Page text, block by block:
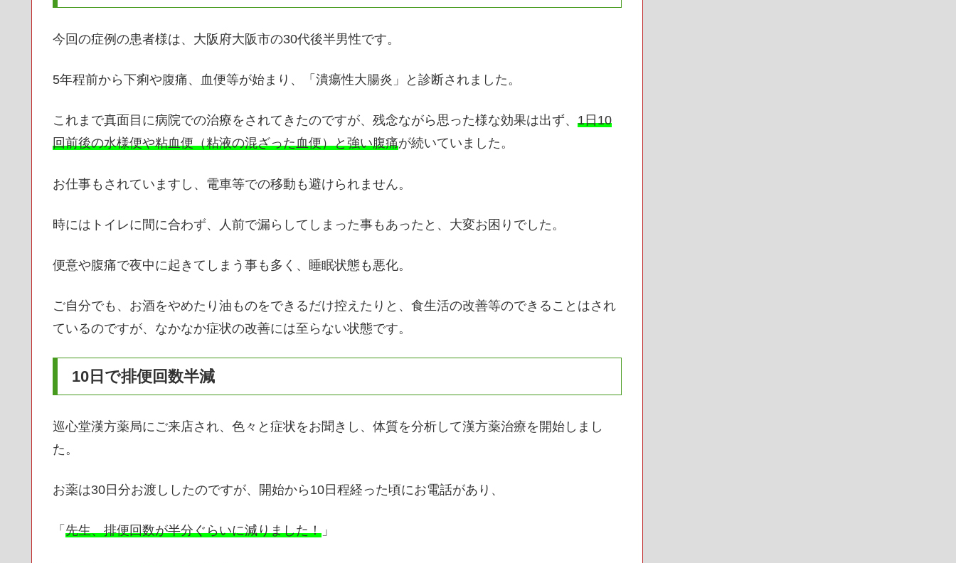
今回の症例の患者様は、大阪府大阪市の30代後半男性です。
5年程前から下痢や腹痛、血便等が始まり、「潰瘍性大腸炎」と診断されました。
これまで真面目に病院での治療をされてきたのですが、残念ながら思った様な効果は出ず、 1日10
回前後の水様便や粘血便（粘液の混ざった血便）と強い腹痛が続いていました。
お仕事もされていますし、電車等での移動も避けられません。
時にはトイレに間に合わず、人前で漏らしてしまった事もあったと、大変お困りでした。
便意や腹痛で夜中に起きてしまう事も多く、睡眠状態も悪化。
ご自分でも、お酒をやめたり油ものをできるだけ控えたりと、食生活の改善等のできることはされ
ているのですが、なかなか症状の改善には至らない状態です。
10日で排便回数半減
巡心堂漢方薬局にご来店され、色々と症状をお聞きし、体質を分析して漢方薬治療を開始しまし
た。
お薬は30日分お渡ししたのですが、開始から10日程経った頃にお電話があり、
「 先生、排便回数が半分ぐらいに減りました！ 」